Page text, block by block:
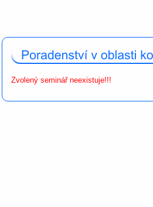
Zvolený seminář neexistuje!!!